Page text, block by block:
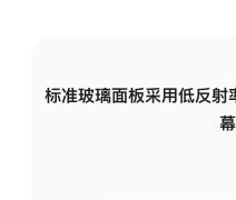
标准玻璃面板采用低反射